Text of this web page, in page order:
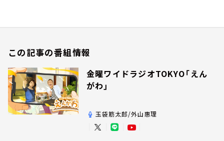
この記事の番組情報
金曜ワイドラジオTOKYO「えん
がわ」
玉袋筋太郎/外山惠理